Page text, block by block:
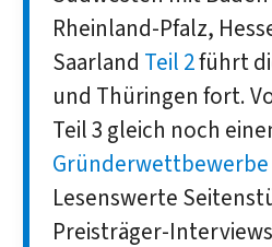
Rheinland-Pfalz,
Saarland Teil 2führt
und Thüringen fort.
Teil 3 gleich noch
Gründerwettbewerbe
Lesenswerte
Preisträger-